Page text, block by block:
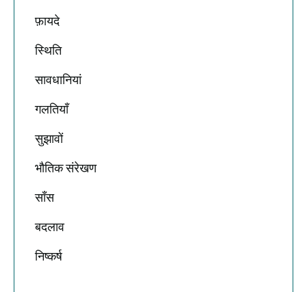
फ़ायदे
स्थिति
सावधानियां
गलतियाँ
सुझावों
भौतिक संरेखण
साँस
बदलाव
निष्कर्ष